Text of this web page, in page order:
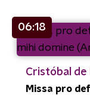
06:18
Cristóbal de
Missa pro